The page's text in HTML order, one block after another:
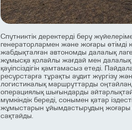
Спутниктік деректерді беру
генераторлармен және жоғары өтімді
жабдықталған автономды далалық
жұмысқа қолайлы жағдай мен
қауіпсіздігін қамтамасыз етеді.
ресурстарға тұрақты аудит жүргізу
логистикалық маршруттарды
операциялық шығындарды
мүмкіндік береді, сонымен қатар
жұмыстарын ұйымдастырудың жоғары
сақтайды.